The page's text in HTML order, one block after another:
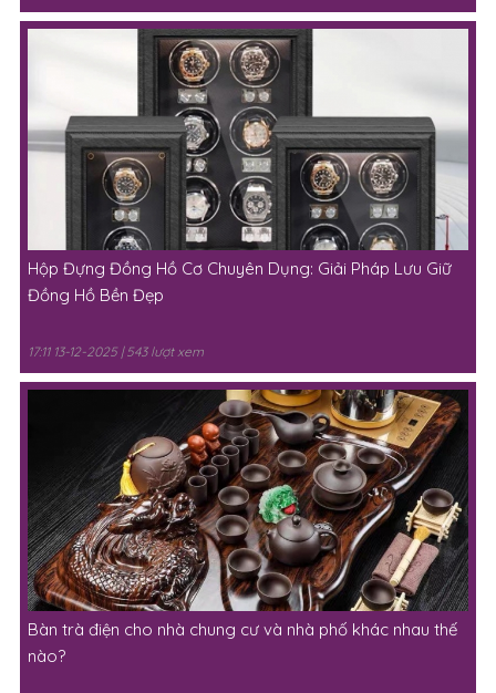
Hộp Đựng Đồng Hồ Cơ Chuyên Dụng: Giải Pháp Lưu Giữ
Đồng Hồ Bền Đẹp
17:11 13-12-2025 | 543 lượt xem
Bàn trà điện cho nhà chung cư và nhà phố khác nhau thế
nào?